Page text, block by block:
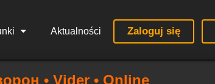
Aktualności Zaloguj się
• Vider • Online